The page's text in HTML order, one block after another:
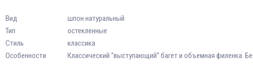
Вид
шпон натуральный
Тип
остекленные
Стиль
классика
Особенности
Классический “выступающий” багет и объемная филенка.